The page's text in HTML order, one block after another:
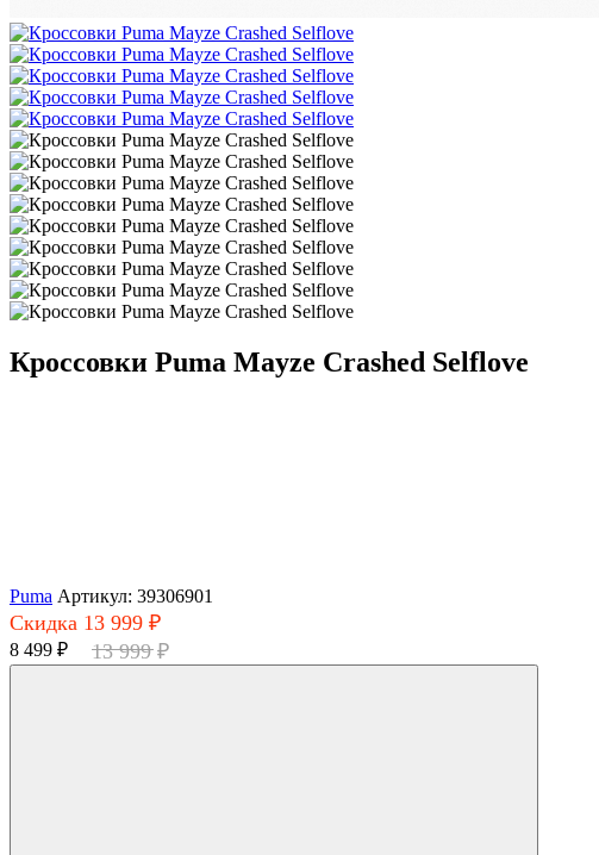
Кроссовки Puma Mayze Crashed Selflove
Puma Артикул: 39306901
Скидка 13 999 ₽
8 499 ₽ 13 999 ₽